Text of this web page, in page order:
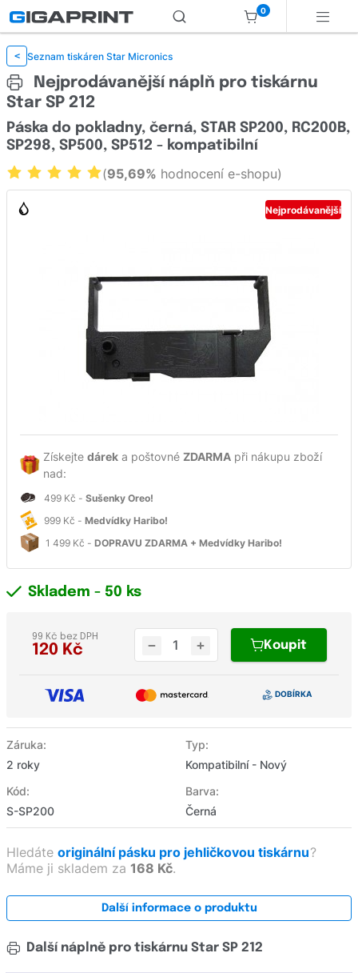
0
< Seznam tiskáren Star Micronics
Nejprodávanější náplň pro tiskárnu
Star SP 212
Nejprodávanější
Získejte dárek a poštovné ZDARMA při nákupu zboží
nad:
499 Kč - Sušenky Oreo!
999 Kč - Medvídky Haribo!
1 499 Kč - DOPRAVU ZDARMA + Medvídky Haribo!
Páska do pokladny, černá, STAR SP200, RC200B,
SP298, SP500, SP512 - kompatibilní
(95,69% hodnocení e-shopu)
Záruka:
2 roky
Typ:
Kompatibilní - Nový
Kód:
S-SP200
Barva:
Černá
Skladem - 50 ks
120 Kč
99 Kč bez DPH
Koupit
Hledáte originální pásku pro jehličkovou tiskárnu?
Máme ji skladem za 168 Kč.
Další informace o produktu
Další náplně pro tiskárnu Star SP 212